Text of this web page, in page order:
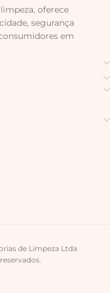
oferece
segurança
em
de Limpeza Ltda